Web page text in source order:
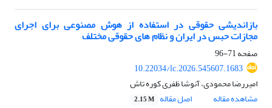
بازاندیشی حقوقی در استفاده از هوش مصنوعی برای اجرای
مجازات حبس در ایران و نظام های حقوقی مختلف
صفحه71-96
10.22034/lc.2026.545607.1683
امیررضا محمودی، آنوشا ظفری کوره تاش
مشاهده مقاله
اصل مقاله 2.15 M